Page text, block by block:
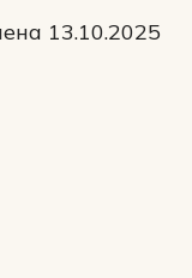
13.10.2025